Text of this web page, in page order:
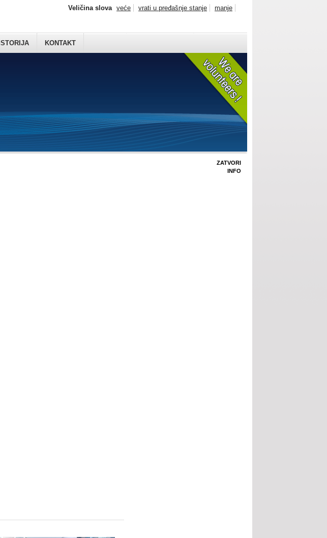
ISTORIJA KONTAKT
Veličina slova veće vrati u pređašnje stanje manje
ZATVORI
INFO